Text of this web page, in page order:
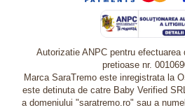
Autorizatie ANPC pentru efectuarea
pretioase nr.
Marca SaraTremo este inregistrata la
este detinuta de catre Baby Verified
a domeniului "saratremo.ro" sau a